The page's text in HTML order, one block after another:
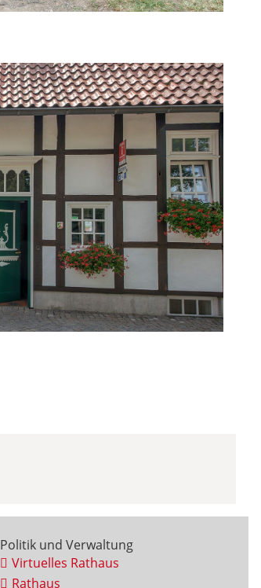
Politik und Verwaltung
Virtuelles Rathaus
Rathaus